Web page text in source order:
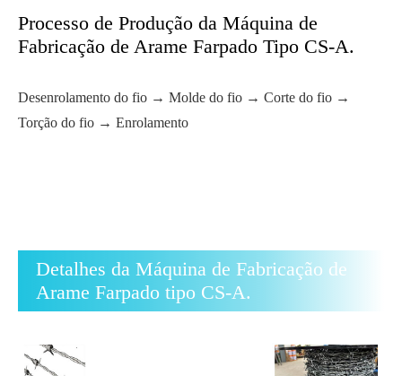
Processo de Produção da Máquina de
Fabricação de Arame Farpado Tipo CS-A.
Desenrolamento do fio → Molde do fio → Corte do fio →
Torção do fio → Enrolamento
Detalhes da Máquina de Fabricação de
Arame Farpado tipo CS-A.